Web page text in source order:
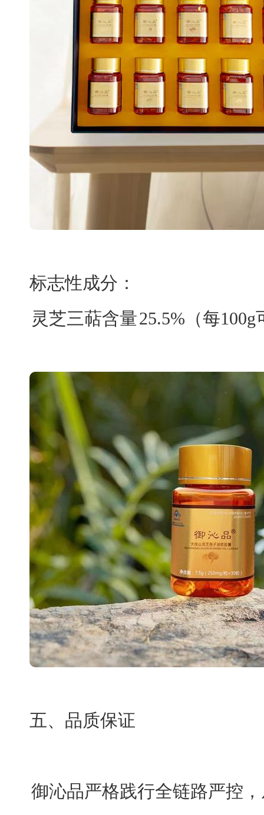
标志性成分：
灵芝三萜含量25.5%（每100g
五、品质保证
御沁品严格践行全链路严控